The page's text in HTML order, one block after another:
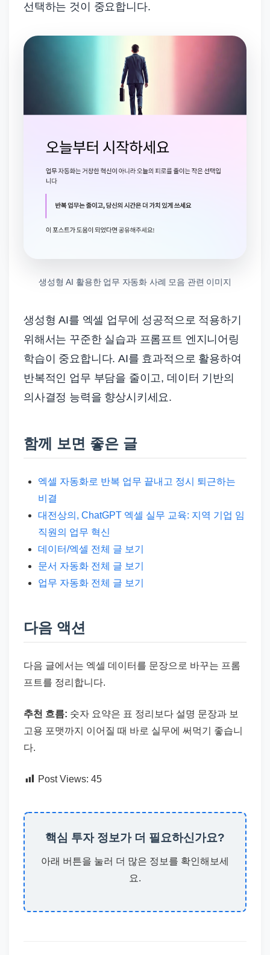
선택하는 것이 중요합니다.
생성형 AI 활용한 업무 자동화 사례 모음 관련 이미지
생성형 AI를 엑셀 업무에 성공적으로 적용하기
위해서는 꾸준한 실습과 프롬프트 엔지니어링
학습이 중요합니다. AI를 효과적으로 활용하여
반복적인 업무 부담을 줄이고, 데이터 기반의
의사결정 능력을 향상시키세요.
함께 보면 좋은 글
엑셀 자동화로 반복 업무 끝내고 정시 퇴근하는
비결
대전상의, ChatGPT 엑셀 실무 교육: 지역 기업 임
직원의 업무 혁신
데이터/엑셀 전체 글 보기
문서 자동화 전체 글 보기
업무 자동화 전체 글 보기
다음 액션
다음 글에서는 엑셀 데이터를 문장으로 바꾸는 프롬
프트를 정리합니다.
추천 흐름: 숫자 요약은 표 정리보다 설명 문장과 보
고용 포맷까지 이어질 때 바로 실무에 써먹기 좋습니
다.
Post Views: 45
핵심 투자 정보가 더 필요하신가요?
아래 버튼을 눌러 더 많은 정보를 확인해보세
요.